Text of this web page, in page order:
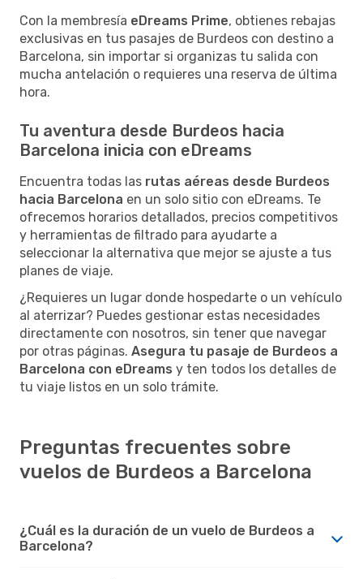
Con la membresía eDreams Prime, obtienes rebajas
exclusivas en tus pasajes de Burdeos con destino a
Barcelona, sin importar si organizas tu salida con
mucha antelación o requieres una reserva de última
hora.
Tu aventura desde Burdeos hacia
Barcelona inicia con eDreams
Encuentra todas las rutas aéreas desde Burdeos
hacia Barcelona en un solo sitio con eDreams. Te
ofrecemos horarios detallados, precios competitivos
y herramientas de filtrado para ayudarte a
seleccionar la alternativa que mejor se ajuste a tus
planes de viaje.
¿Requieres un lugar donde hospedarte o un vehículo
al aterrizar? Puedes gestionar estas necesidades
directamente con nosotros, sin tener que navegar
por otras páginas. Asegura tu pasaje de Burdeos a
Barcelona con eDreams y ten todos los detalles de
tu viaje listos en un solo trámite.
Preguntas frecuentes sobre
vuelos de Burdeos a Barcelona
¿Cuál es la duración de un vuelo de Burdeos a
Barcelona?